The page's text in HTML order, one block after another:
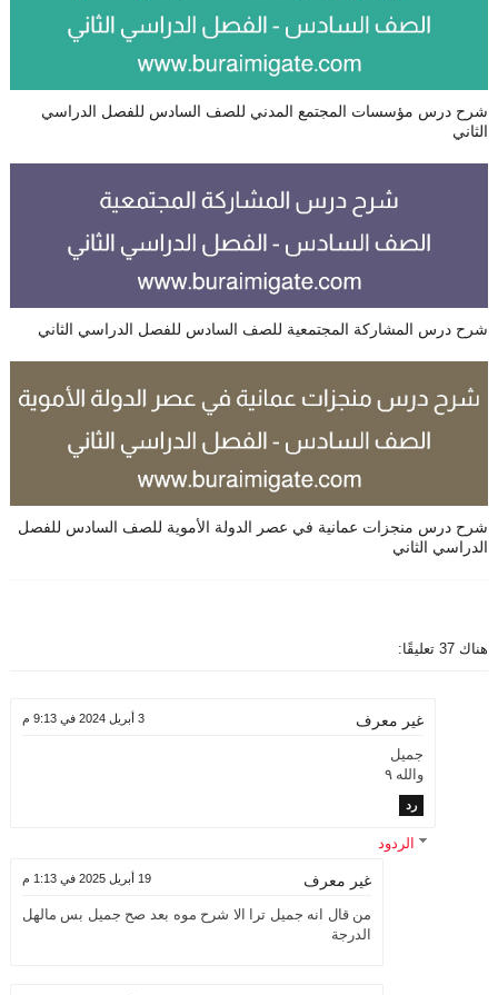
شرح درس مؤسسات المجتمع المدني للصف السادس للفصل الدراسي
الثاني
شرح درس المشاركة المجتمعية للصف السادس للفصل الدراسي الثاني
شرح درس منجزات عمانية في عصر الدولة الأموية للصف السادس للفصل
الدراسي الثاني
هناك 37 تعليقًا:
غير معرف 3 أبريل 2024 في 9:13 م
جميل
والله ٩
رد
الردود
غير معرف 19 أبريل 2025 في 1:13 م
من قال انه جميل ترا الا شرح موه بعد صح جميل بس مالهل
الدرجة